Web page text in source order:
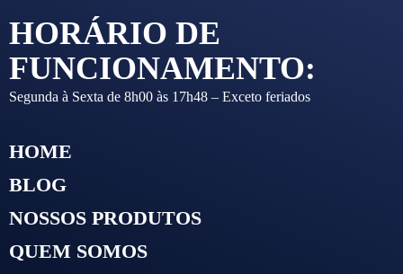
HORÁRIO DE
FUNCIONAMENTO:
Segunda à Sexta de 8h00 às 17h48 – Exceto feriados
HOME
BLOG
NOSSOS PRODUTOS
QUEM SOMOS